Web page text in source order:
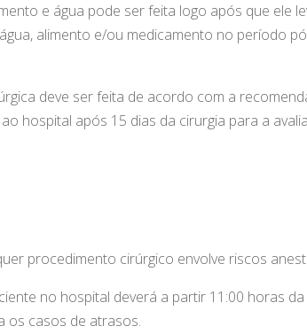
e água pode ser feita logo após que ele
alimento e/ou medicamento no período
deve ser feita de acordo com a
hospital após 15 dias da cirurgia para a
procedimento cirúrgico envolve riscos
no hospital deverá a partir 11:00 horas
os casos de atrasos.